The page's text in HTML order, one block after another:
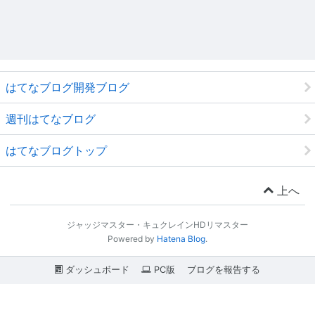
はてなブログ開発ブログ
週刊はてなブログ
はてなブログトップ
上へ
ジャッジマスター・キュクレインHDリマスター
Powered by Hatena Blog.
ダッシュボード PC版 ブログを報告する